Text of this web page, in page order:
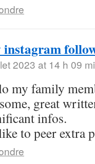
2023 at 14 h 09
my family
great
infos.
to peer extra